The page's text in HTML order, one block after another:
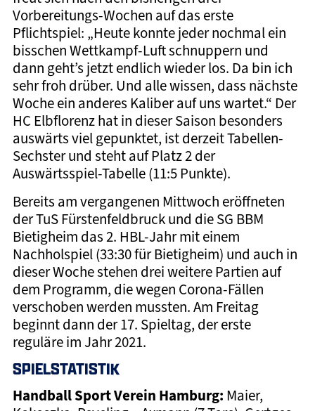
Vorbereitungs-Wochen auf das erste
Pflichtspiel: „Heute konnte jeder nochmal ein
bisschen Wettkampf-Luft schnuppern und
dann geht’s jetzt endlich wieder los. Da bin ich
sehr froh drüber. Und alle wissen, dass nächste
Woche ein anderes Kaliber auf uns wartet.“ Der
HC Elbflorenz hat in dieser Saison besonders
auswärts viel gepunktet, ist derzeit Tabellen-
Sechster und steht auf Platz 2 der
Auswärtsspiel-Tabelle (11:5 Punkte).
Bereits am vergangenen Mittwoch eröffneten
der TuS Fürstenfeldbruck und die SG BBM
Bietigheim das 2. HBL-Jahr mit einem
Nachholspiel (33:30 für Bietigheim) und auch in
dieser Woche stehen drei weitere Partien auf
dem Programm, die wegen Corona-Fällen
verschoben werden mussten. Am Freitag
beginnt dann der 17. Spieltag, der erste
reguläre im Jahr 2021.
SPIELSTATISTIK
Handball Sport Verein Hamburg: Maier,